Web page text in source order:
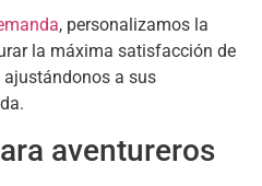
, personalizamos la
la máxima satisfacción de
ajustándonos a sus
.
aventureros